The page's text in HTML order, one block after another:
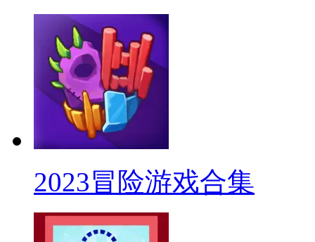
2023冒险游戏合集